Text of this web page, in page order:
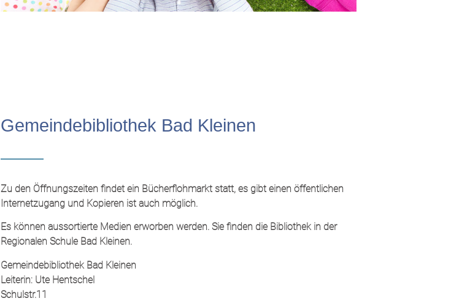
Gemeindebibliothek Bad Kleinen
Zu den Öffnungszeiten findet ein Bücherflohmarkt statt, es gibt einen öffentlichen
Internetzugang und Kopieren ist auch möglich.
Es können aussortierte Medien erworben werden. Sie finden die Bibliothek in der
Regionalen Schule Bad Kleinen.
Gemeindebibliothek Bad Kleinen
Leiterin: Ute Hentschel
Schulstr.11